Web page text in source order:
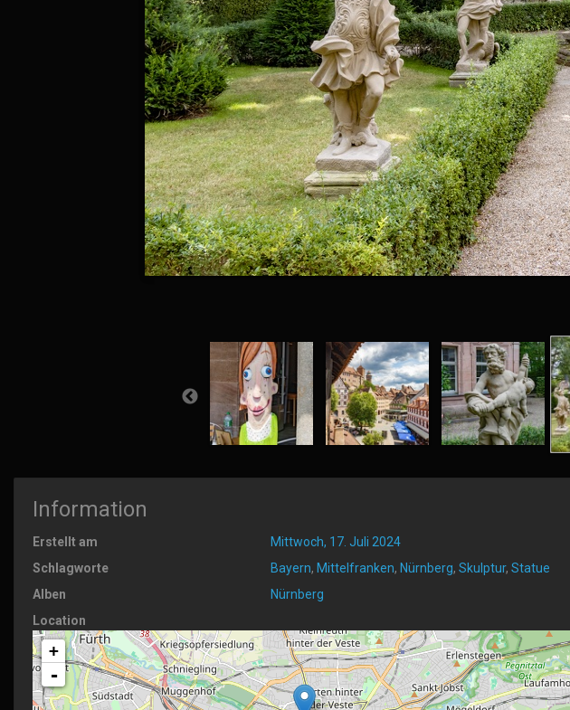
Information
Erstellt am
Mittwoch, 17. Juli 2024
Schlagworte
Bayern, Mittelfranken, Nürnberg, Skulptur, Statue
Alben
Nürnberg
Location
+
-